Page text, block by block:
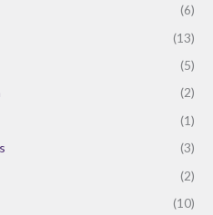
(6)
(13)
(5)
(2)
(1)
(3)
(2)
(10)